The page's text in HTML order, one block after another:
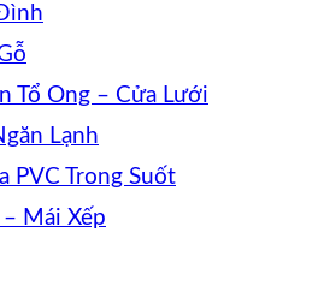
Tổ Ong – Cửa Lưới
Lạnh
PVC Trong Suốt
Mái Xếp